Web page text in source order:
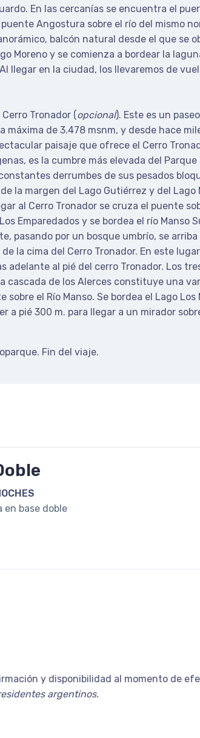
En las cercanías se encuentra el
Angostura sobre el río del mismo
balcón natural desde el que se
Moreno y se comienza a bordear la
llegar en la ciudad, los llevaremos de
Tronador (opcional). Este es un
de 3.478 msnm, y desde hace
paisaje que ofrece el Cerro
es la cumbre más elevada del
derrumbes de sus pesados
la margen del Lago Gutiérrez y del
al Cerro Tronador se cruza el puente
Emparedados y se bordea el río Manso
pasando por un bosque umbrío, se
la cima del Cerro Tronador. En este
adelante al pié del cerro Tronador. Los
cascada de los Alerces constituye una
el Río Manso. Se bordea el Lago Los
a pié 300 m. para llegar a un mirador
Fin del viaje.
en base doble
y disponibilidad al momento de
argentinos.